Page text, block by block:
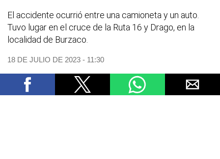
El accidente ocurrió entre una camioneta y un auto.
Tuvo lugar en el cruce de la Ruta 16 y Drago, en la
localidad de Burzaco.
18 DE JULIO DE 2023 - 11:30